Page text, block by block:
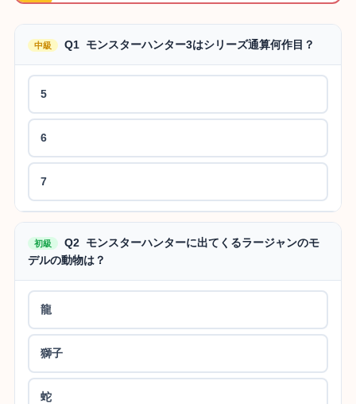
中級 Q1 モンスターハンター3はシリーズ通算何作目？
5
6
7
初級
Q2 モンスターハンターに出てくるラージャンのモ
デルの動物は？
龍
獅子
蛇